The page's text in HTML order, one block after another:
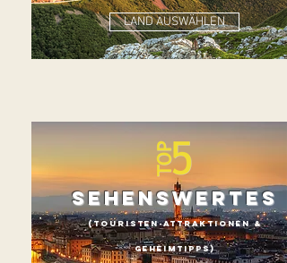
LAND AUSWÄHLEN
SEHENSWERTES
(TOURISTEN-ATTRAKTIONEN &
GEHEIMTIPpS)